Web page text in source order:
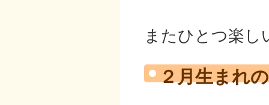
またひとつ楽
２月生まれ